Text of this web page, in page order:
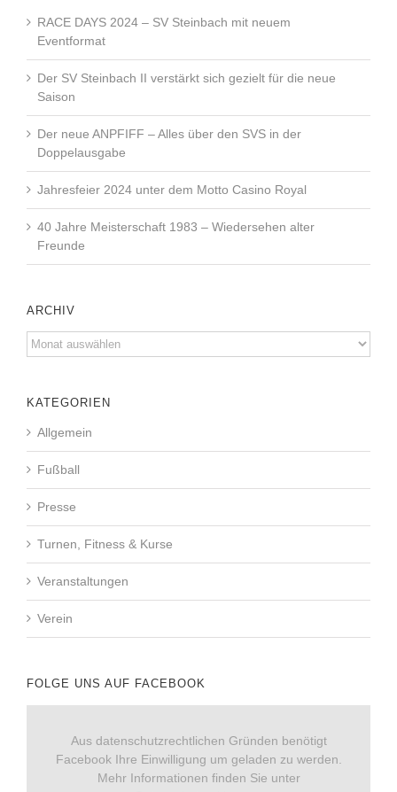
RACE DAYS 2024 – SV Steinbach mit neuem
Eventformat
Der SV Steinbach II verstärkt sich gezielt für die neue
Saison
Der neue ANPFIFF – Alles über den SVS in der
Doppelausgabe
Jahresfeier 2024 unter dem Motto Casino Royal
40 Jahre Meisterschaft 1983 – Wiedersehen alter
Freunde
ARCHIV
Archiv
KATEGORIEN
Allgemein
Fußball
Presse
Turnen, Fitness & Kurse
Veranstaltungen
Verein
FOLGE UNS AUF FACEBOOK
Aus datenschutzrechtlichen Gründen benötigt
Facebook Ihre Einwilligung um geladen zu werden.
Mehr Informationen finden Sie unter